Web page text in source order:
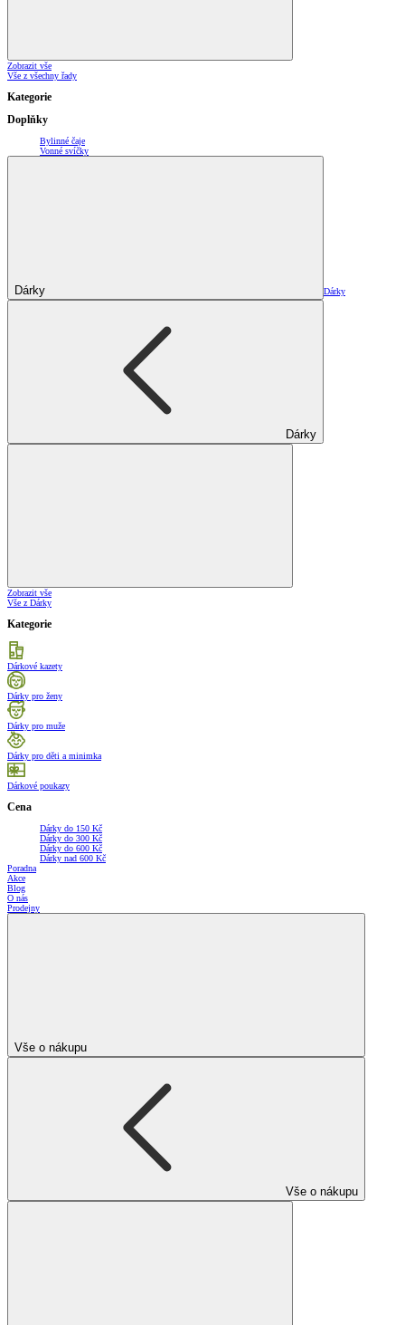
Zobrazit vše
Vše z všechny řady
Kategorie
Doplňky
Bylinné čaje
Vonné svíčky
Dárky Dárky
Dárky
Zobrazit vše
Vše z Dárky
Kategorie
Dárkové kazety
Dárky pro ženy
Dárky pro muže
Dárky pro děti a minimka
Dárkové poukazy
Cena
Dárky do 150 Kč
Dárky do 300 Kč
Dárky do 600 Kč
Dárky nad 600 Kč
Poradna
Akce
Blog
O nás
Prodejny
Vše o nákupu
Vše o nákupu